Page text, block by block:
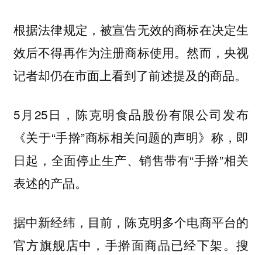
根据法律规定，被宣告无效的商标在决定生
效后不得再作为注册商标使用。然而，央视
记者却仍在市面上看到了前述提及的商品。
5月25日，陈克明食品股份有限公司发布
《关于“手擀”商标相关问题的声明》称，即
日起，全面停止生产、销售带有“手擀”相关
表述的产品。
据中新经纬，目前，陈克明多个电商平台的
官方旗舰店中，手擀面商品已经下架。搜